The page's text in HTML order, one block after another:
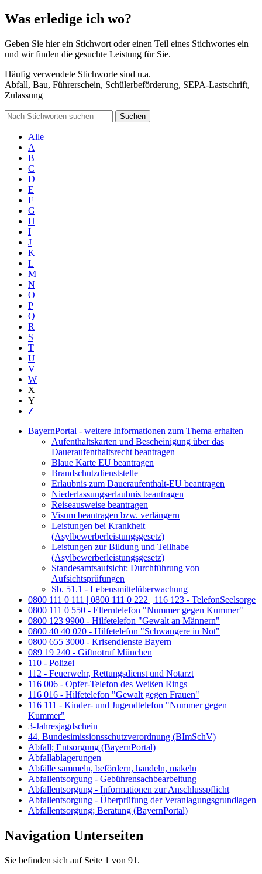
Was erledige ich wo?
Geben Sie hier ein Stichwort oder einen Teil eines Stichwortes ein
und wir finden die gesuchte Leistung für Sie.
Häufig verwendete Stichworte sind u.a.
Abfall, Bau, Führerschein, Schülerbeförderung, SEPA-Lastschrift,
Zulassung
Suchen
Alle
A
B
C
D
E
F
G
H
I
J
K
L
M
N
O
P
Q
R
S
T
U
V
W
X
Y
Z
BayernPortal - weitere Informationen zum Thema erhalten
Aufenthaltskarten und Bescheinigung über das
Daueraufenthaltsrecht beantragen
Blaue Karte EU beantragen
Brandschutzdienststelle
Erlaubnis zum Daueraufenthalt-EU beantragen
Niederlassungserlaubnis beantragen
Reiseausweise beantragen
Visum beantragen bzw. verlängern
Leistungen bei Krankheit
(Asylbewerberleistungsgesetz)
Leistungen zur Bildung und Teilhabe
(Asylbewerberleistungsgesetz)
Standesamtsaufsicht: Durchführung von
Aufsichtsprüfungen
Sb. 51.1 - Lebensmittelüberwachung
0800 111 0 111 | 0800 111 0 222 | 116 123 - TelefonSeelsorge
0800 111 0 550 - Elterntelefon "Nummer gegen Kummer"
0800 123 9900 - Hilfetelefon "Gewalt an Männern"
0800 40 40 020 - Hilfetelefon "Schwangere in Not"
0800 655 3000 - Krisendienste Bayern
089 19 240 - Giftnotruf München
110 - Polizei
112 - Feuerwehr, Rettungsdienst und Notarzt
116 006 - Opfer-Telefon des Weißen Rings
116 016 - Hilfetelefon "Gewalt gegen Frauen"
116 111 - Kinder- und Jugendtelefon "Nummer gegen
Kummer"
3-Jahresjagdschein
44. Bundesimissionsschutzverordnung (BImSchV)
Abfall; Entsorgung (BayernPortal)
Abfallablagerungen
Abfälle sammeln, befördern, handeln, makeln
Abfallentsorgung - Gebührensachbearbeitung
Abfallentsorgung - Informationen zur Anschlusspflicht
Abfallentsorgung - Überprüfung der Veranlagungsgrundlagen
Abfallentsorgung; Beratung (BayernPortal)
Navigation Unterseiten
Sie befinden sich auf Seite 1 von 91.